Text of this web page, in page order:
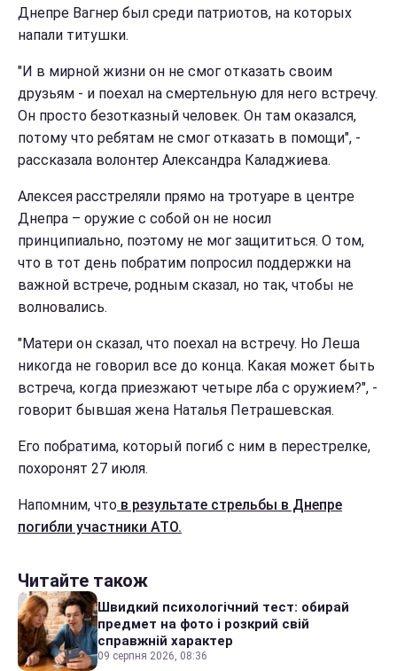
Днепре Вагнер был среди патриотов, на которых
напали титушки.
"И в мирной жизни он не смог отказать своим
друзьям - и поехал на смертельную для него встречу.
Он просто безотказный человек. Он там оказался,
потому что ребятам не смог отказать в помощи", -
рассказала волонтер Александра Каладжиева.
Алексея расстреляли прямо на тротуаре в центре
Днепра – оружие с собой он не носил
принципиально, поэтому не мог защититься. О том,
что в тот день побратим попросил поддержки на
важной встрече, родным сказал, но так, чтобы не
волновались.
"Матери он сказал, что поехал на встречу. Но Леша
никогда не говорил все до конца. Какая может быть
встреча, когда приезжают четыре лба с оружием?", -
говорит бывшая жена Наталья Петрашевская.
Его побратима, который погиб с ним в перестрелке,
похоронят 27 июля.
Напомним, что в результате стрельбы в Днепре
погибли участники АТО.
Читайте також
Швидкий психологічний тест: обирай
предмет на фото і розкрий свій
справжній характер
09 серпня 2026, 08:36